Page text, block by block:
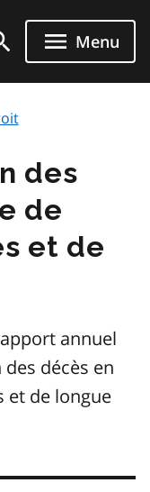
Menu
des
de
et de
annuel
des décès en
et de longue